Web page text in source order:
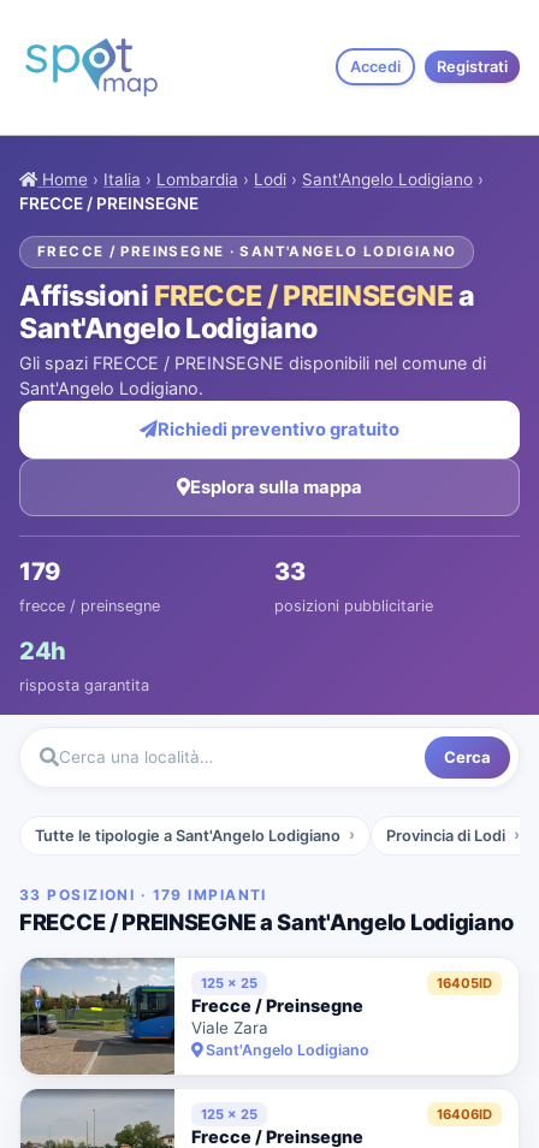
Accedi Registrati
Home › Italia › Lombardia › Lodi › Sant'Angelo Lodigiano ›
FRECCE / PREINSEGNE
FRECCE / PREINSEGNE · SANT'ANGELO LODIGIANO
Affissioni FRECCE / PREINSEGNEa
Sant'Angelo Lodigiano
Gli spazi FRECCE / PREINSEGNE disponibili nel comune di
Sant'Angelo Lodigiano.
Richiedi preventivo gratuito
Esplora sulla mappa
179
frecce / preinsegne
33
posizioni pubblicitarie
24h
risposta garantita
Cerca una località… Cerca
Tutte le tipologie a Sant'Angelo Lodigiano Provincia di Lodi
33 POSIZIONI · 179 IMPIANTI
FRECCE / PREINSEGNE a Sant'Angelo Lodigiano
125 x 25 16405ID
Frecce / Preinsegne
Viale Zara
Sant'Angelo Lodigiano
125 x 25 16406ID
Frecce / Preinsegne